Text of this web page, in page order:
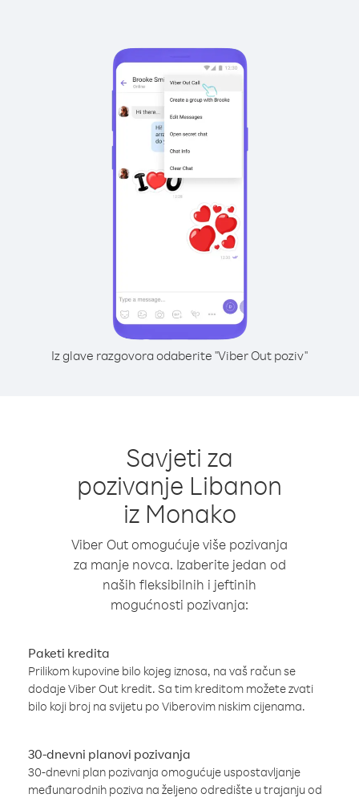
Iz glave razgovora odaberite "Viber Out poziv"
Savjeti za
pozivanje Libanon
iz Monako
Viber Out omogućuje više pozivanja
za manje novca. Izaberite jedan od
naših fleksibilnih i jeftinih
mogućnosti pozivanja:
Paketi kredita
Prilikom kupovine bilo kojeg iznosa, na vaš račun se
dodaje Viber Out kredit. Sa tim kreditom možete zvati
bilo koji broj na svijetu po Viberovim niskim cijenama.
30-dnevni planovi pozivanja
30-dnevni plan pozivanja omogućuje uspostavljanje
međunarodnih poziva na željeno odredište u trajanju od